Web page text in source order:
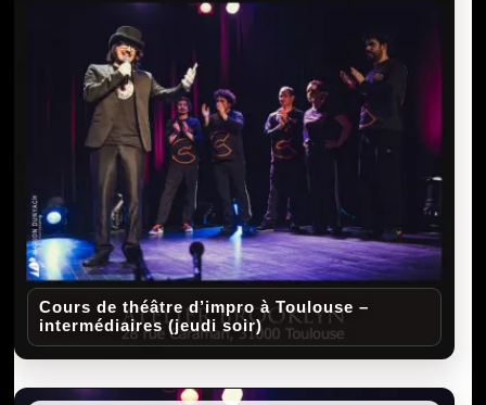
Cours de théâtre d’impro à Toulouse –
intermédiaires (jeudi soir)